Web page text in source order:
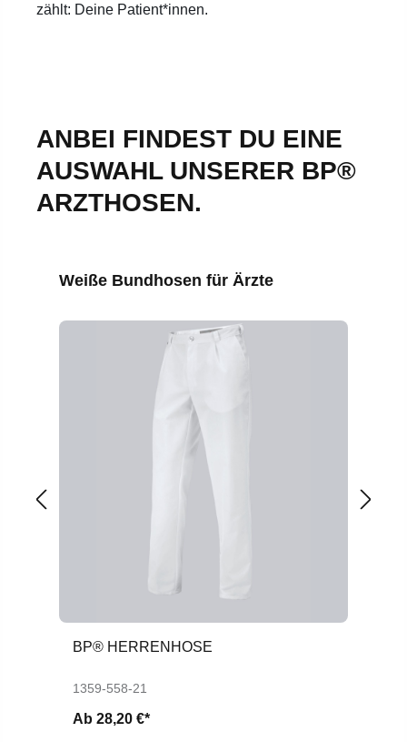
zählt: Deine Patient*innen.
ANBEI FINDEST DU EINE
AUSWAHL UNSERER BP®
ARZTHOSEN.
Produktgalerie überspringen
Weiße Bundhosen für Ärzte
BP® HERRENHOSE
1359-558-21
Ab 28,20 €*